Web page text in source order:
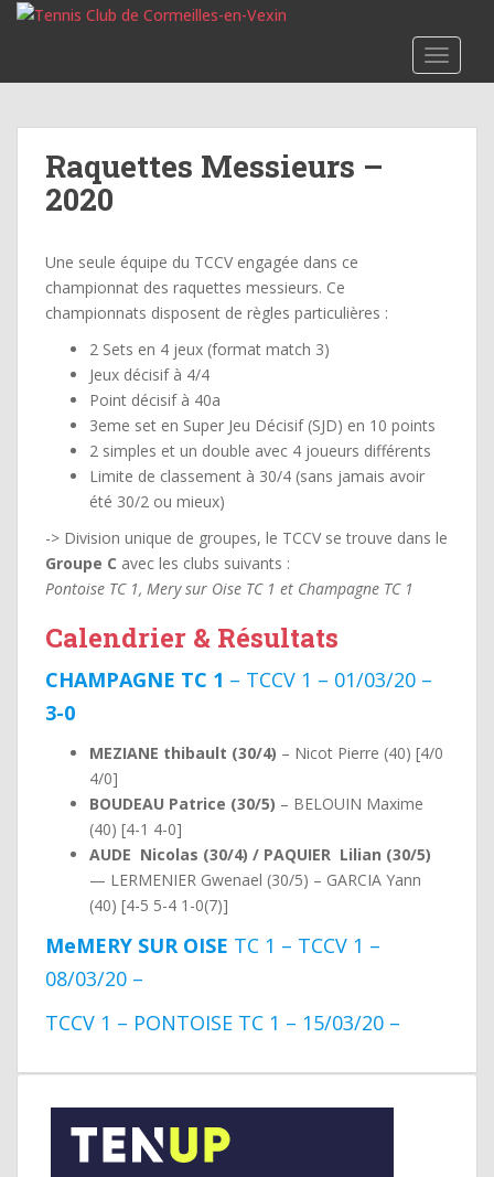
p
Raquettes Messieurs –
2020
Une seule équipe du TCCV engagée dans ce
championnat des raquettes messieurs. Ce
championnats disposent de règles particulières :
2 Sets en 4 jeux (format match 3)
Jeux décisif à 4/4
Point décisif à 40a
3eme set en Super Jeu Décisif (SJD) en 10 points
2 simples et un double avec 4 joueurs différents
Limite de classement à 30/4 (sans jamais avoir
été 30/2 ou mieux)
-> Division unique de groupes, le TCCV se trouve dans le
Groupe C avec les clubs suivants :
Pontoise TC 1, Mery sur Oise TC 1 et Champagne TC 1
Calendrier & Résultats
CHAMPAGNE TC 1 – TCCV 1 – 01/03/20 –
3-0
MEZIANE thibault (30/4) – Nicot Pierre (40) [4/0
4/0]
BOUDEAU Patrice (30/5) – BELOUIN Maxime
(40) [4-1 4-0]
AUDE Nicolas (30/4) / PAQUIER Lilian (30/5)
— LERMENIER Gwenael (30/5) – GARCIA Yann
(40) [4-5 5-4 1-0(7)]
MeMERY SUR OISE TC 1 – TCCV 1 –
08/03/20 –
TCCV 1 – PONTOISE TC 1 – 15/03/20 –